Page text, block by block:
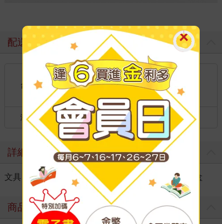
配送方式
台灣
國內宅配：本島、離島
到店取貨：
不限金額免運費
海外 港澳店取：
詳細資料
文具 ＞ 卡片｜貼紙｜卡牌 貼紙 ＞ 貼紙包／盒
商品評價